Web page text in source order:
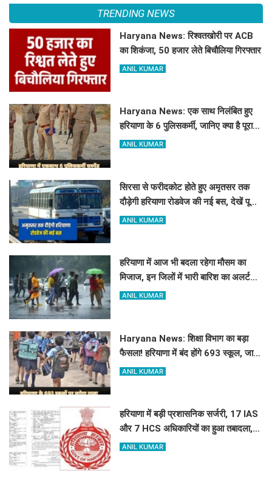
TRENDING NEWS
Haryana News: रिश्वतखोरी पर ACB
का शिकंजा, 50 हजार लेते बिचौलिया गिरफ्तार
ANIL KUMAR
Haryana News: एक साथ निलंबित हुए
हरियाणा के 6 पुलिसकर्मी, जानिए क्या है पूरा
मामला
ANIL KUMAR
सिरसा से फरीदकोट होते हुए अमृतसर तक
दौड़ेगी हरियाणा रोडवेज की नई बस, देखें पूरा
रूट और टाइम टेबल
ANIL KUMAR
हरियाणा में आज भी बदला रहेगा मौसम का
मिजाज, इन जिलों में भारी बारिश का अलर्ट
जारी
ANIL KUMAR
Haryana News: शिक्षा विभाग का बड़ा
फैसला! हरियाणा में बंद होंगे 693 स्कूल, जाने
क्या है कारण
ANIL KUMAR
हरियाणा में बड़ी प्रशासनिक सर्जरी, 17 IAS
और 7 HCS अधिकारियों का हुआ तबादला,
यहां देखें पूरी लिस्ट
ANIL KUMAR